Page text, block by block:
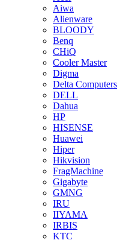
Aiwa
Alienware
BLOODY
Benq
CHiQ
Cooler Master
Digma
Delta Computers
DELL
Dahua
HP
HISENSE
Huawei
Hiper
Hikvision
FragMachine
Gigabyte
GMNG
IRU
IIYAMA
IRBIS
KTC